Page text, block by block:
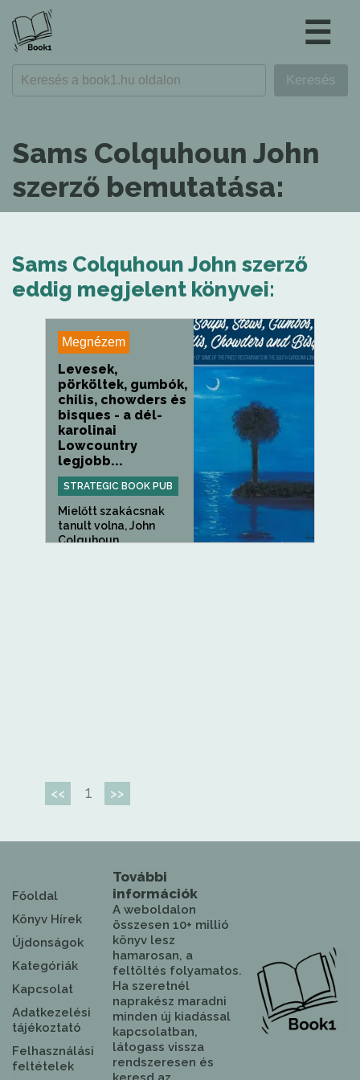
☰
Sams Colquhoun John
szerző bemutatása:
Sams Colquhoun John szerző
eddig megjelent könyvei:
Megnézem
Levesek,
pörköltek, gumbók,
chilis, chowders és
bisques - a dél-
karolinai
Lowcountry
legjobb...
STRATEGIC BOOK PUB
Mielőtt szakácsnak
tanult volna, John
Colquhoun...
<< 1 >>
Főoldal
Könyv Hírek
Újdonságok
Kategóriák
Kapcsolat
Adatkezelési
tájékoztató
Felhasználási
feltételek
További
információk
A weboldalon
összesen 10+ millió
könyv lesz
hamarosan, a
feltöltés folyamatos.
Ha szeretnél
naprakész maradni
minden új kiadással
kapcsolatban,
látogass vissza
rendszeresen és